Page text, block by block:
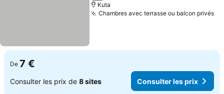
Kuta
Chambres avec terrasse ou balcon privés
De 7 €
Consulter les prix de 8 sites Consulter les prix